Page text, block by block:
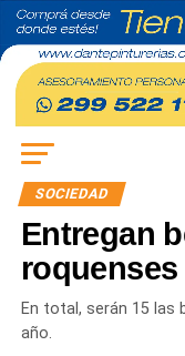
SOCIEDAD
Entregan
En total, serán 15 las
año.